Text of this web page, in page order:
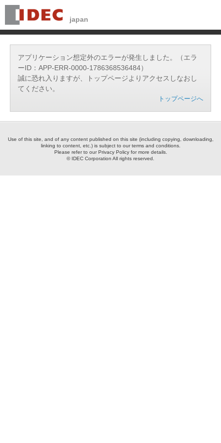
アプリケーション想定外のエラーが発生しました。（エラ
ーID：APP-ERR-0000-1786368536484）
誠に恐れ入りますが、トップページよりアクセスしなおし
てください。
トップページへ
Use of this site, and of any content published on this site (including copying, downloading,
linking to content, etc.) is subject to our terms and conditions.
Please refer to our Privacy Policy for more details.
© IDEC Corporation All rights reserved.